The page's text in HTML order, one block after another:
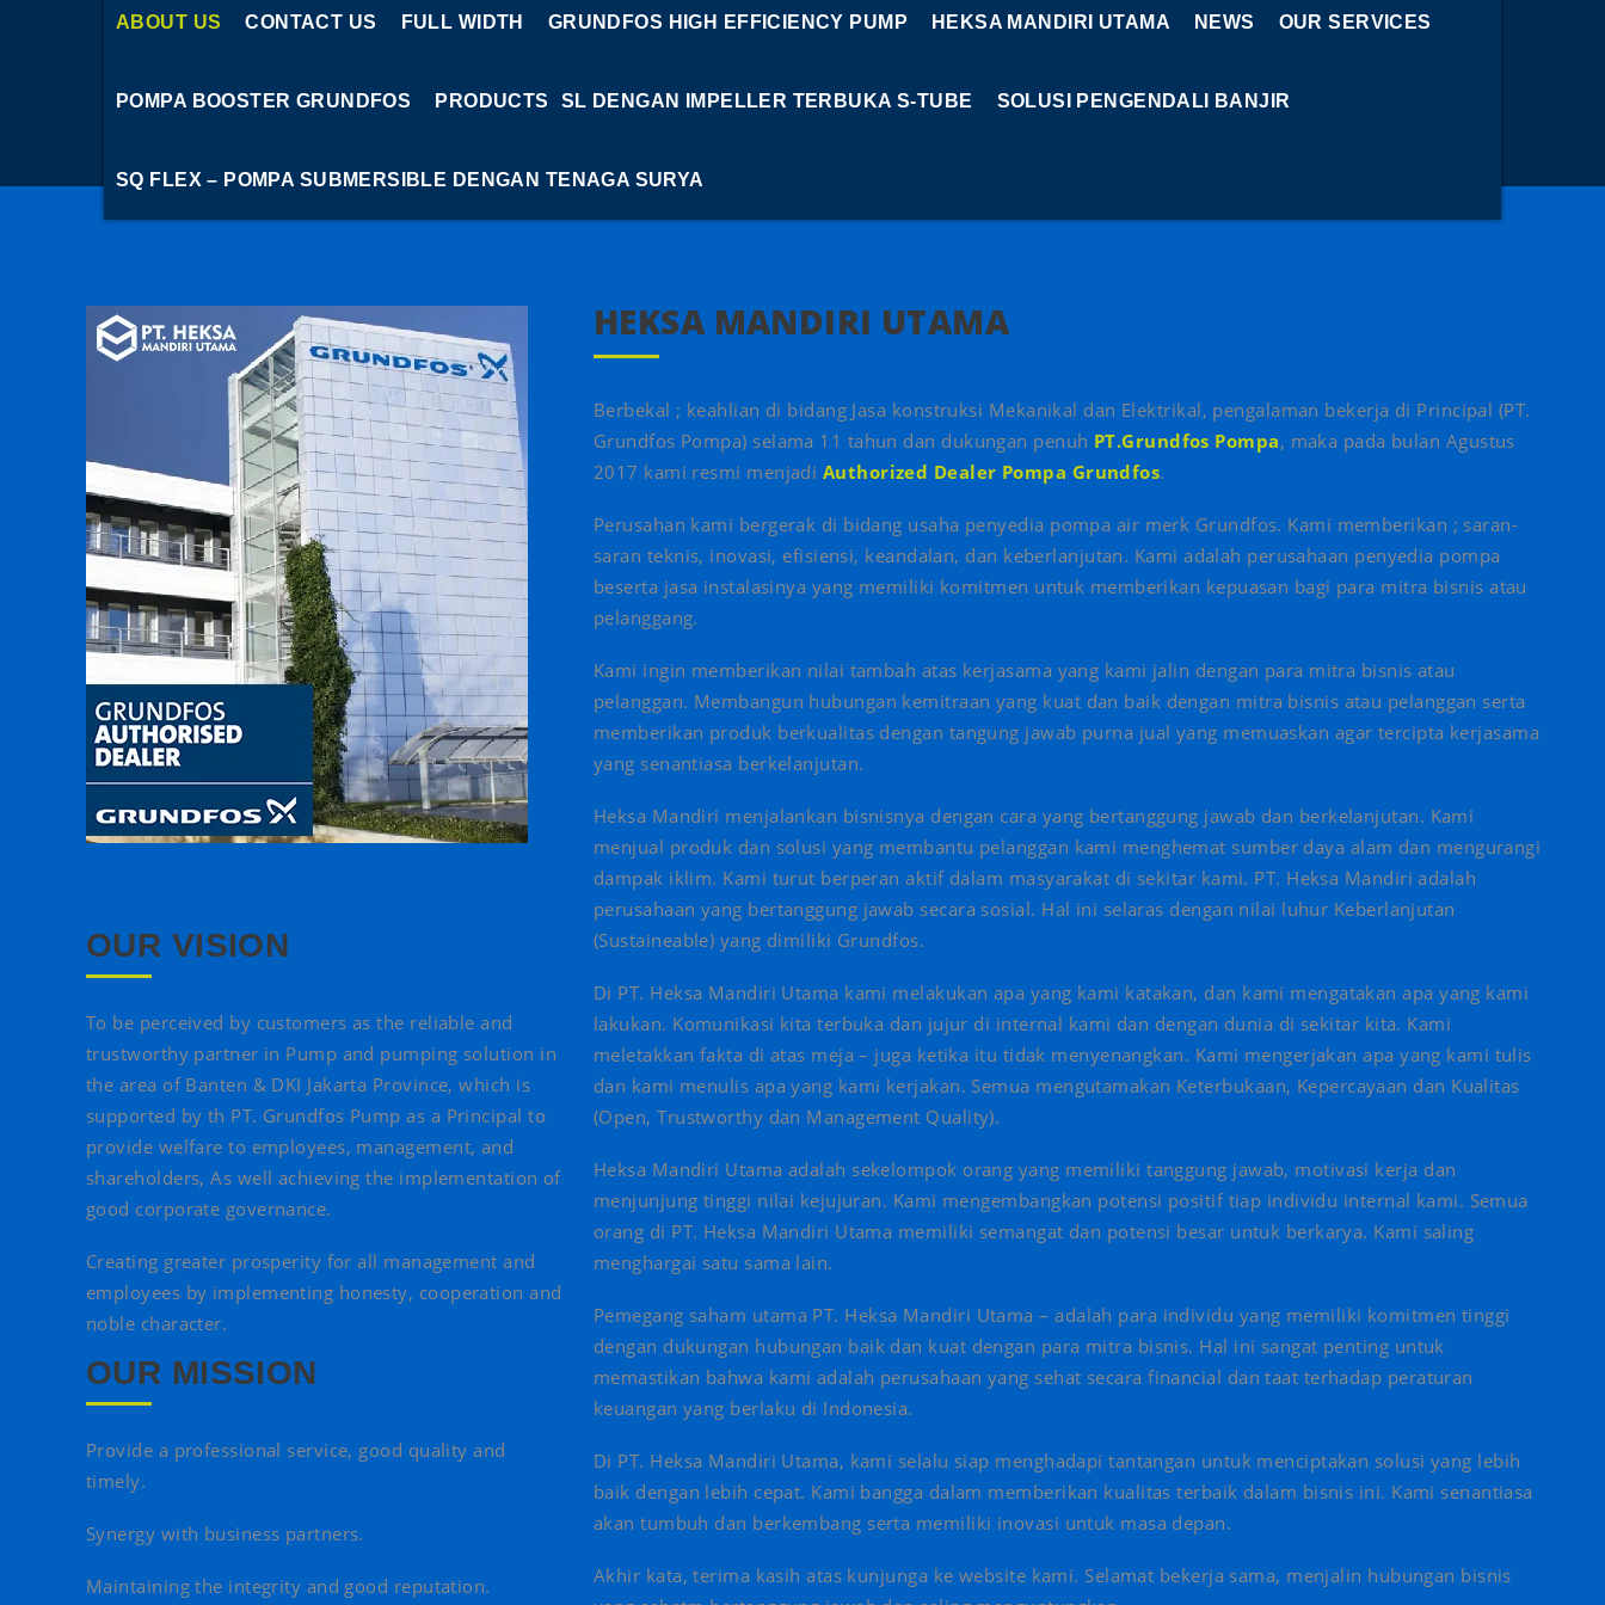
ABOUT US CONTACT US FULL WIDTH GRUNDFOS HIGH EFFICIENCY PUMP HEKSA MANDIRI UTAMA NEWS OUR SERVICES
POMPA BOOSTER GRUNDFOS PRODUCTS SL DENGAN IMPELLER TERBUKA S-TUBE SOLUSI PENGENDALI BANJIR
SQ FLEX – POMPA SUBMERSIBLE DENGAN TENAGA SURYA
OUR VISION
To be perceived by customers as the reliable and
trustworthy partner in Pump and pumping solution in
the area of Banten & DKI Jakarta Province, which is
supported by th PT. Grundfos Pump as a Principal to
provide welfare to employees, management, and
shareholders, As well achieving the implementation of
good corporate governance.
Creating greater prosperity for all management and
employees by implementing honesty, cooperation and
noble character.
OUR MISSION
Provide a professional service, good quality and
timely.
Synergy with business partners.
Maintaining the integrity and good reputation.
HEKSA MANDIRI UTAMA
Berbekal ; keahlian di bidang Jasa konstruksi Mekanikal dan Elektrikal, pengalaman bekerja di Principal (PT.
Grundfos Pompa) selama 11 tahun dan dukungan penuh PT.Grundfos Pompa, maka pada bulan Agustus
2017 kami resmi menjadi Authorized Dealer Pompa Grundfos.
Perusahan kami bergerak di bidang usaha penyedia pompa air merk Grundfos. Kami memberikan ; saran-
saran teknis, inovasi, efisiensi, keandalan, dan keberlanjutan. Kami adalah perusahaan penyedia pompa
beserta jasa instalasinya yang memiliki komitmen untuk memberikan kepuasan bagi para mitra bisnis atau
pelanggang.
Kami ingin memberikan nilai tambah atas kerjasama yang kami jalin dengan para mitra bisnis atau
pelanggan. Membangun hubungan kemitraan yang kuat dan baik dengan mitra bisnis atau pelanggan serta
memberikan produk berkualitas dengan tangung jawab purna jual yang memuaskan agar tercipta kerjasama
yang senantiasa berkelanjutan.
Heksa Mandiri menjalankan bisnisnya dengan cara yang bertanggung jawab dan berkelanjutan. Kami
menjual produk dan solusi yang membantu pelanggan kami menghemat sumber daya alam dan mengurangi
dampak iklim. Kami turut berperan aktif dalam masyarakat di sekitar kami. PT. Heksa Mandiri adalah
perusahaan yang bertanggung jawab secara sosial. Hal ini selaras dengan nilai luhur Keberlanjutan
(Sustaineable) yang dimiliki Grundfos.
Di PT. Heksa Mandiri Utama kami melakukan apa yang kami katakan, dan kami mengatakan apa yang kami
lakukan. Komunikasi kita terbuka dan jujur di internal kami dan dengan dunia di sekitar kita. Kami
meletakkan fakta di atas meja – juga ketika itu tidak menyenangkan. Kami mengerjakan apa yang kami tulis
dan kami menulis apa yang kami kerjakan. Semua mengutamakan Keterbukaan, Kepercayaan dan Kualitas
(Open, Trustworthy dan Management Quality).
Heksa Mandiri Utama adalah sekelompok orang yang memiliki tanggung jawab, motivasi kerja dan
menjunjung tinggi nilai kejujuran. Kami mengembangkan potensi positif tiap individu internal kami. Semua
orang di PT. Heksa Mandiri Utama memiliki semangat dan potensi besar untuk berkarya. Kami saling
menghargai satu sama lain.
Pemegang saham utama PT. Heksa Mandiri Utama – adalah para individu yang memiliki komitmen tinggi
dengan dukungan hubungan baik dan kuat dengan para mitra bisnis. Hal ini sangat penting untuk
memastikan bahwa kami adalah perusahaan yang sehat secara financial dan taat terhadap peraturan
keuangan yang berlaku di Indonesia.
Di PT. Heksa Mandiri Utama, kami selalu siap menghadapi tantangan untuk menciptakan solusi yang lebih
baik dengan lebih cepat. Kami bangga dalam memberikan kualitas terbaik dalam bisnis ini. Kami senantiasa
akan tumbuh dan berkembang serta memiliki inovasi untuk masa depan.
Akhir kata, terima kasih atas kunjunga ke website kami. Selamat bekerja sama, menjalin hubungan bisnis